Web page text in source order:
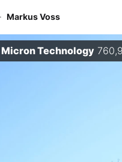
· Markus Voss
Micron Technology